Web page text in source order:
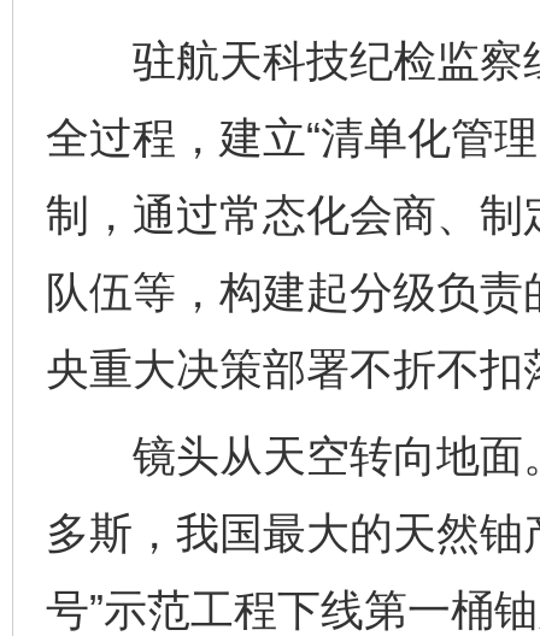
驻航天科技纪检监察
全过程，建立“清单化管
制，通过常态化会商、
队伍等，构建起分级负
央重大决策部署不折不扣
镜头从天空转向地面
多斯，我国最大的天然
号”示范工程下线第一桶